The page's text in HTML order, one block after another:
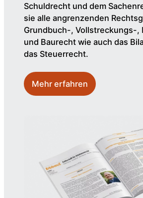
Schuldrecht und dem
sie alle angrenzenden
Grundbuch-, Vollstreckungs-,
und Baurecht wie auch das
das Steuerrecht.
Mehr erfahren